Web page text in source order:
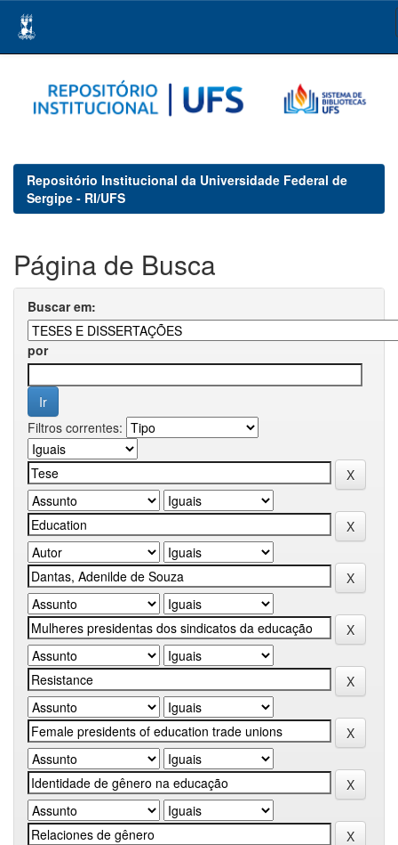
navigation
Repositório Institucional da Universidade Federal de
Sergipe - RI/UFS
Página de Busca
Buscar em:
por
Filtros correntes: